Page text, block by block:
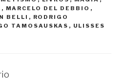
, MARCELO DEL DEBBIO ,
BELLI , RODRIGO
TAMOSAUSKAS , ULISSES